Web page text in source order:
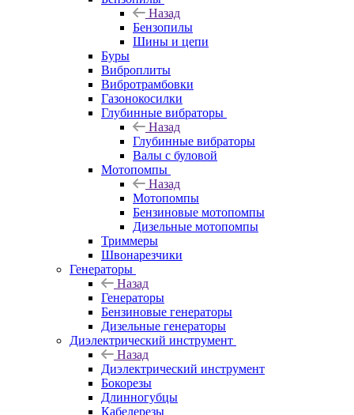
Назад
Бензопилы
Шины и цепи
Буры
Виброплиты
Вибротрамбовки
Газонокосилки
Глубинные вибраторы
Назад
Глубинные вибраторы
Валы с буловой
Мотопомпы
Назад
Мотопомпы
Бензиновые мотопомпы
Дизельные мотопомпы
Триммеры
Швонарезчики
Генераторы
Назад
Генераторы
Бензиновые генераторы
Дизельные генераторы
Диэлектрический инструмент
Назад
Диэлектрический инструмент
Бокорезы
Длинногубцы
Кабелерезы